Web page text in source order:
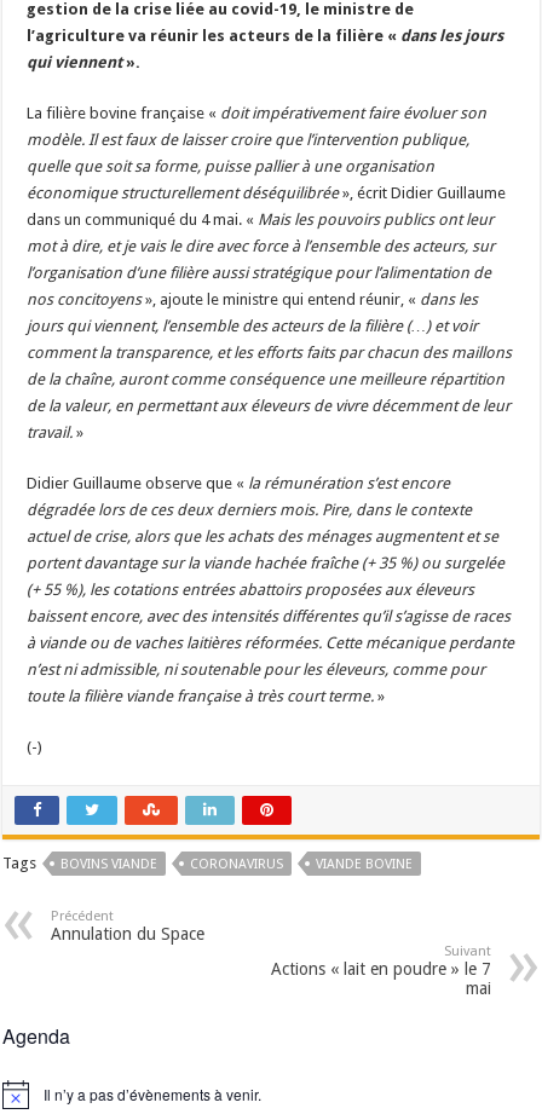
Un été fructueux pour Lactalis
gestion de la crise liée au covid-19, le ministre de
l’agriculture va réunir les acteurs de la filière « dans les jours
qui viennent».
La filière bovine française « doit impérativement faire évoluer son
modèle. Il est faux de laisser croire que l’intervention publique,
quelle que soit sa forme, puisse pallier à une organisation
économique structurellement déséquilibrée», écrit Didier Guillaume
dans un communiqué du 4 mai. « Mais les pouvoirs publics ont leur
mot à dire, et je vais le dire avec force à l’ensemble des acteurs, sur
l’organisation d’une filière aussi stratégique pour l’alimentation de
nos concitoyens», ajoute le ministre qui entend réunir, « dans les
jours qui viennent, l’ensemble des acteurs de la filière (…) et voir
comment la transparence, et les efforts faits par chacun des maillons
de la chaîne, auront comme conséquence une meilleure répartition
de la valeur, en permettant aux éleveurs de vivre décemment de leur
travail. »
Didier Guillaume observe que « la rémunération s’est encore
dégradée lors de ces deux derniers mois. Pire, dans le contexte
actuel de crise, alors que les achats des ménages augmentent et se
portent davantage sur la viande hachée fraîche (+ 35 %) ou surgelée
(+ 55 %), les cotations entrées abattoirs proposées aux éleveurs
baissent encore, avec des intensités différentes qu’il s’agisse de races
à viande ou de vaches laitières réformées. Cette mécanique perdante
n’est ni admissible, ni soutenable pour les éleveurs, comme pour
toute la filière viande française à très court terme.»
(-)
Tags BOVINS VIANDE CORONAVIRUS VIANDE BOVINE
Précédent
Annulation du Space
Suivant
Actions « lait en poudre » le 7
mai
Agenda
Notice Il n’y a pas d’évènements à venir.